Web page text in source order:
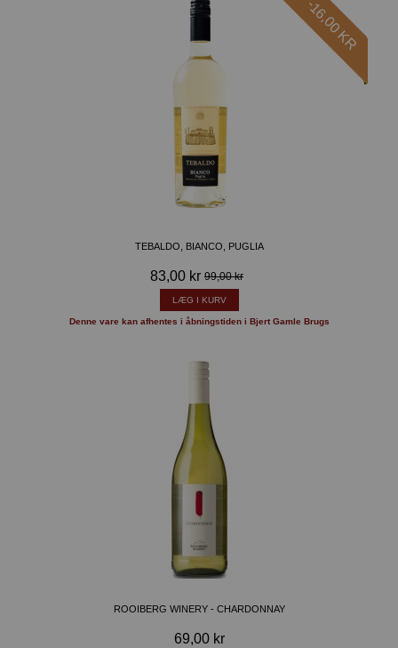
-16,00 KR
TEBALDO, BIANCO, PUGLIA
83,00 kr 99,00 kr
LÆG I KURV
Denne vare kan afhentes i åbningstiden i Bjert Gamle Brugs
ROOIBERG WINERY - CHARDONNAY
69,00 kr